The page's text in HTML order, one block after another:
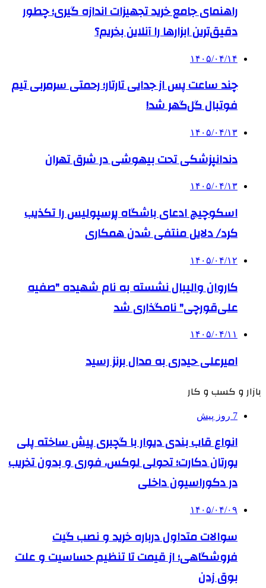
راهنمای جامع خرید تجهیزات اندازه گیری؛ چطور
دقیق‌ترین ابزارها را آنلاین بخریم؟
۱۴۰۵/۰۴/۱۴
چند ساعت پس از جدایی تارتار؛ رحمتی سرمربی تیم
فوتبال گل‌گهر شد!
۱۴۰۵/۰۴/۱۳
دندانپزشکی تحت بیهوشی در شرق تهران
۱۴۰۵/۰۴/۱۳
اسکوچیچ ادعای باشگاه پرسپولیس را تکذیب
کرد/ دلایل منتفی شدن همکاری
۱۴۰۵/۰۴/۱۲
کاروان والیبال نشسته به نام شهیده "صفیه
علی‌قورچی" نامگذاری شد
۱۴۰۵/۰۴/۱۱
امیرعلی حیدری به مدال برنز رسید
بازار و کسب و کار
7 روز پیش
انواع قاب بندی دیوار با گچبری پیش ساخته پلی
یورتان دکارت؛ تحولی لوکس، فوری و بدون تخریب
در دکوراسیون داخلی
۱۴۰۵/۰۴/۰۹
سوالات متداول درباره خرید و نصب گیت
فروشگاهی؛ از قیمت تا تنظیم حساسیت و علت
بوق زدن